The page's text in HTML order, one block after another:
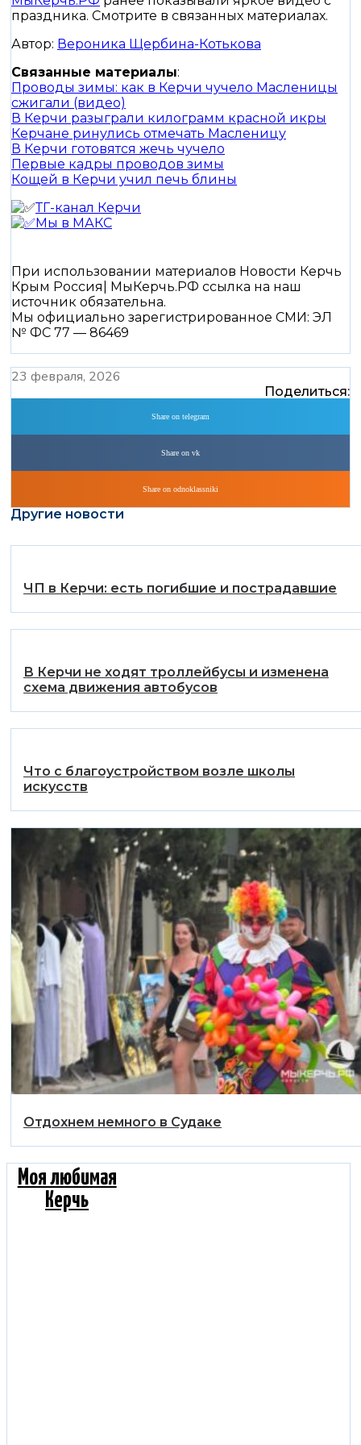
праздника. Смотрите в связанных материалах.
Автор: Вероника Щербина-Котькова
Связанные материалы:
Проводы зимы: как в Керчи чучело Масленицы
сжигали (видео)
В Керчи разыграли килограмм красной икры
Керчане ринулись отмечать Масленицу
В Керчи готовятся жечь чучело
Первые кадры проводов зимы
Кощей в Керчи учил печь блины
ТГ-канал Керчи
Мы в МАКС
При использовании материалов Новости Керчь
Крым Россия| МыКерчь.РФ ссылка на наш
источник обязательна.
Мы официально зарегистрированное СМИ: ЭЛ
№ ФС 77 — 86469
23 февраля, 2026
Поделиться:
Share on telegram
Share on vk
Share on odnoklassniki
Другие новости
️ЧП в Керчи: есть погибшие и пострадавшие
В Керчи не ходят троллейбусы и изменена
схема движения автобусов
Что с благоустройством возле школы
искусств
Отдохнем немного в Судаке
Моя любимая
Керчь